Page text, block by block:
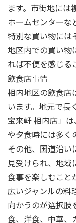
ます。市街地には
ホームセンターな
特別な買い物には
地区内での買い物
れば不便を感じる
飲食店事情
相内地区の飲食店
います。地元で長
宝来軒 相内店」
や夕食時には多く
その他、国道沿
見受けられ、地
食事を楽しむこと
広いジャンルの料
向かうのが選択肢
食、洋食、中華、